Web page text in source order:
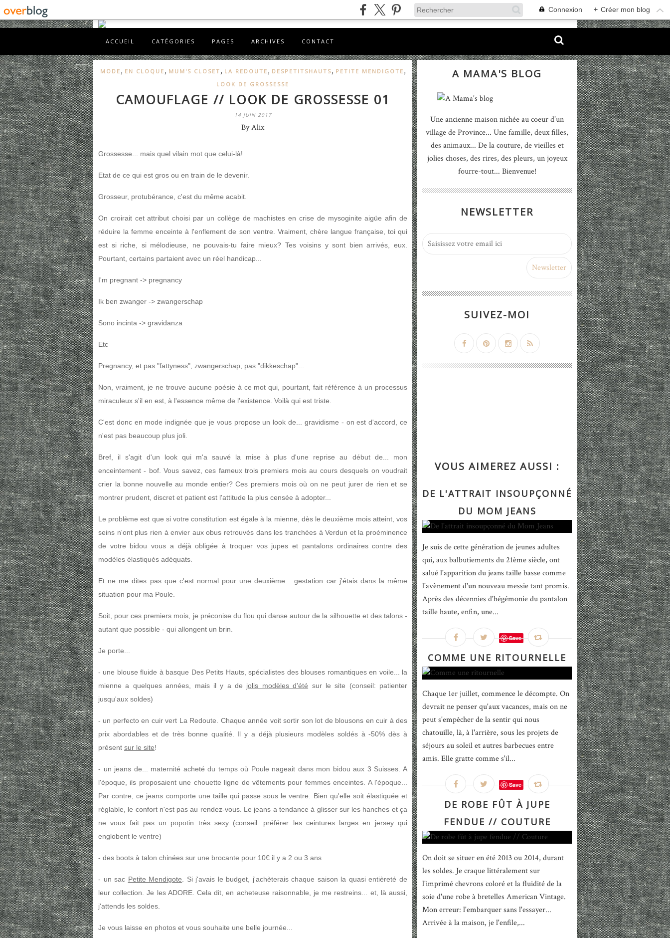
Connexion + Créer mon blog
ACCUEIL CATÉGORIES PAGES ARCHIVES CONTACT
MODE , EN CLOQUE , MUM'S CLOSET , LA REDOUTE , DESPETITSHAUTS, PETITE MENDIGOTE ,
LOOK DE GROSSESSE
CAMOUFLAGE // LOOK DE GROSSESSE 01
14 JUIN 2017
By Alix
Grossesse... mais quel vilain mot que celui-là!
Etat de ce qui est gros ou en train de le devenir.
Grosseur, protubérance, c'est du même acabit.
On croirait cet attribut choisi par un collège de machistes en crise de mysoginite aigüe afin de
réduire la femme enceinte à l'enflement de son ventre. Vraiment, chère langue française, toi qui
est si riche, si mélodieuse, ne pouvais-tu faire mieux? Tes voisins y sont bien arrivés, eux.
Pourtant, certains partaient avec un réel handicap...
I'm pregnant -> pregnancy
Ik ben zwanger -> zwangerschap
Sono incinta -> gravidanza
Etc
Pregnancy, et pas "fattyness", zwangerschap, pas "dikkeschap"...
Non, vraiment, je ne trouve aucune poésie à ce mot qui, pourtant, fait référence à un processus
miraculeux s'il en est, à l'essence même de l'existence. Voilà qui est triste.
C'est donc en mode indignée que je vous propose un look de... gravidisme - on est d'accord, ce
n'est pas beaucoup plus joli.
Bref, il s'agit d'un look qui m'a sauvé la mise à plus d'une reprise au début de... mon
enceintement - bof. Vous savez, ces fameux trois premiers mois au cours desquels on voudrait
crier la bonne nouvelle au monde entier? Ces premiers mois où on ne peut jurer de rien et se
montrer prudent, discret et patient est l'attitude la plus censée à adopter...
Le problème est que si votre constitution est égale à la mienne, dès le deuxième mois atteint, vos
seins n'ont plus rien à envier aux obus retrouvés dans les tranchées à Verdun et la proéminence
de votre bidou vous a déjà obligée à troquer vos jupes et pantalons ordinaires contre des
modèles élastiqués adéquats.
Et ne me dites pas que c'est normal pour une deuxième... gestation car j'étais dans la même
situation pour ma Poule.
Soit, pour ces premiers mois, je préconise du flou qui danse autour de la silhouette et des talons -
autant que possible - qui allongent un brin.
Je porte...
- une blouse fluide à basque Des Petits Hauts, spécialistes des blouses romantiques en voile... la
mienne a quelques années, mais il y a de jolis modèles d'été sur le site (conseil: patienter
jusqu'aux soldes)
- un perfecto en cuir vert La Redoute. Chaque année voit sortir son lot de blousons en cuir à des
prix abordables et de très bonne qualité. Il y a déjà plusieurs modèles soldés à -50% dès à
présent sur le site!
- un jeans de... maternité acheté du temps où Poule nageait dans mon bidou aux 3 Suisses. A
l'époque, ils proposaient une chouette ligne de vêtements pour femmes enceintes. A l'époque...
Par contre, ce jeans comporte une taille qui passe sous le ventre. Bien qu'elle soit élastiquée et
réglable, le confort n'est pas au rendez-vous. Le jeans a tendance à glisser sur les hanches et ça
ne vous fait pas un popotin très sexy (conseil: préférer les ceintures larges en jersey qui
englobent le ventre)
- des boots à talon chinées sur une brocante pour 10€ il y a 2 ou 3 ans
- un sac Petite Mendigote . Si j'avais le budget, j'achèterais chaque saison la quasi entièreté de
leur collection. Je les ADORE. Cela dit, en acheteuse raisonnable, je me restreins... et, là aussi,
j'attends les soldes.
Je vous laisse en photos et vous souhaite une belle journée...
A MAMA'S BLOG
Une ancienne maison nichée au coeur d’un
village de Province... Une famille, deux filles,
des animaux... De la couture, de vieilles et
jolies choses, des rires, des pleurs, un joyeux
fourre-tout... Bienvenue!
NEWSLETTER
SUIVEZ-MOI
VOUS AIMEREZ AUSSI :
DE L'ATTRAIT INSOUPÇONNÉ
DU MOM JEANS
Je suis de cette génération de jeunes adultes
qui, aux balbutiements du 21ème siècle, ont
salué l'apparition du jeans taille basse comme
l'avènement d'un nouveau messie tant promis.
Après des décennies d'hégémonie du pantalon
taille haute, enfin, une...
Save
COMME UNE RITOURNELLE
Chaque 1er juillet, commence le décompte. On
devrait ne penser qu'aux vacances, mais on ne
peut s'empêcher de la sentir qui nous
chatouille, là, à l'arrière, sous les projets de
séjours au soleil et autres barbecues entre
amis. Elle gratte comme s'il...
Save
DE ROBE FÛT À JUPE
FENDUE // COUTURE
On doit se situer en été 2013 ou 2014, durant
les soldes. Je craque littéralement sur
l'imprimé chevrons coloré et la fluidité de la
soie d'une robe à bretelles American Vintage.
Mon erreur: l'embarquer sans l'essayer...
Arrivée à la maison, je l'enfile,...